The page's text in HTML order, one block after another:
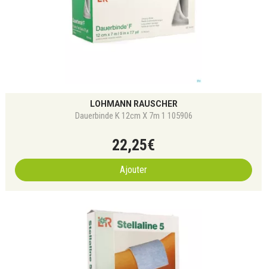
LOHMANN RAUSCHER
Dauerbinde K 12cm X 7m 1 105906
22,25€
Ajouter